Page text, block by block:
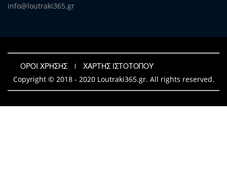
info@loutraki365.gr
ΟΡΟΙ ΧΡΗΣΗΣ
ΧΑΡΤΗΣ ΙΣΤΟΤΟΠΟΥ
Copyright © 2018 - 2020 Loutraki365.gr. All rights reserved.